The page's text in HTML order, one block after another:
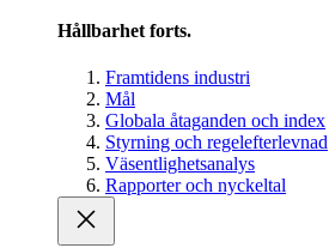
Hållbarhet forts.
Framtidens industri
Mål
Globala åtaganden och index
Styrning och regelefterlevnad
Väsentlighetsanalys
Rapporter och nyckeltal